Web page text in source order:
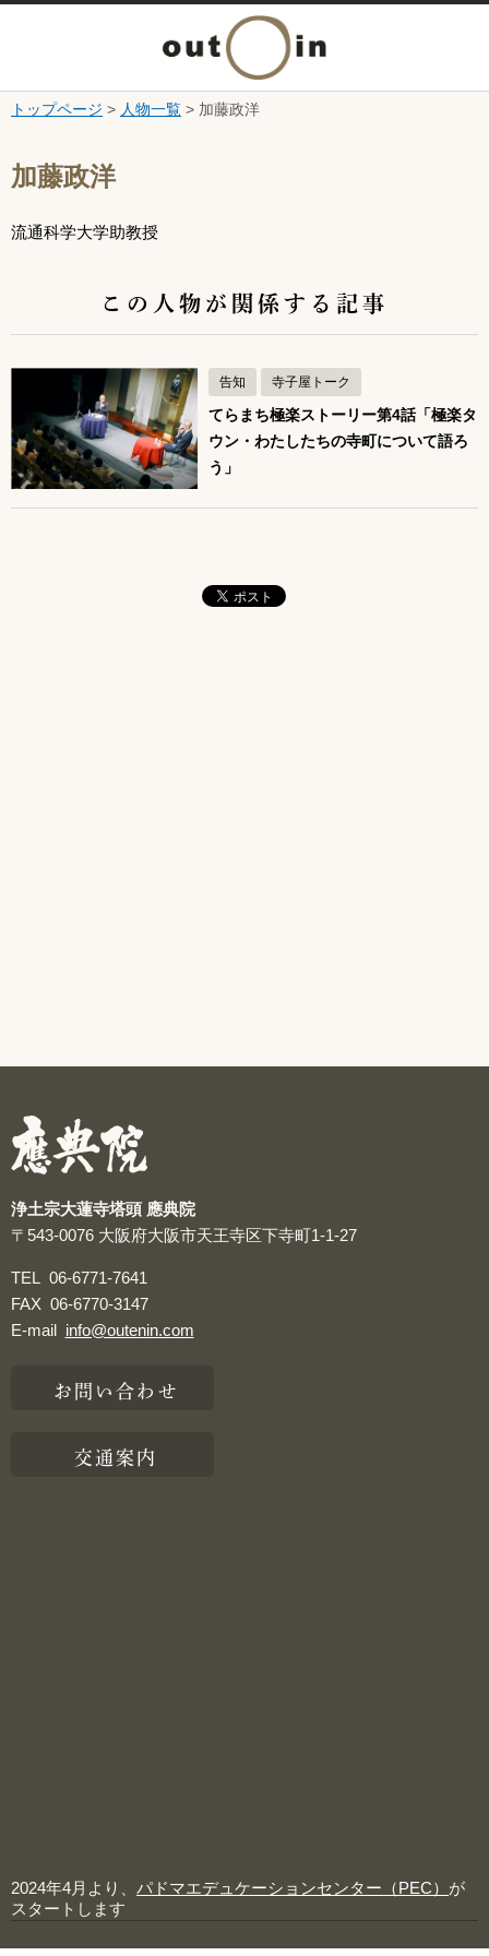
本文へ
ニ
ュ
ー
を
く
トップページ > 人物一覧 > 加藤政洋
加藤政洋
流通科学大学助教授
この人物が関係する記事
告知 寺子屋トーク
てらまち極楽ストーリー第4話「極楽タ
ウン・わたしたちの寺町について語ろ
う」
浄土宗大蓮寺塔頭 應典院
〒543-0076 大阪府大阪市天王寺区下寺町1-1-27
TEL 06-6771-7641
FAX 06-6770-3147
E-mail info@outenin.com
お問い合わせ
交通案内
2024年4月より、 パドマエデュケーションセンター（PEC） が
スタートします